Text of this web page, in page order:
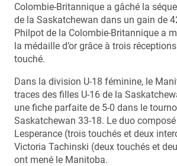
Colombie-Britannique a gâché la
de la Saskatchewan dans un gain de
Philpot de la Colombie-Britannique a
la médaille d’or grâce à trois
touché.
Dans la division U-18 féminine, le
traces des filles U-16 de la
une fiche parfaite de 5-0 dans le
Saskatchewan 33-18. Le duo composé
Lesperance (trois touchés et deux
Victoria Tachinski (deux touchés et
ont mené le Manitoba.